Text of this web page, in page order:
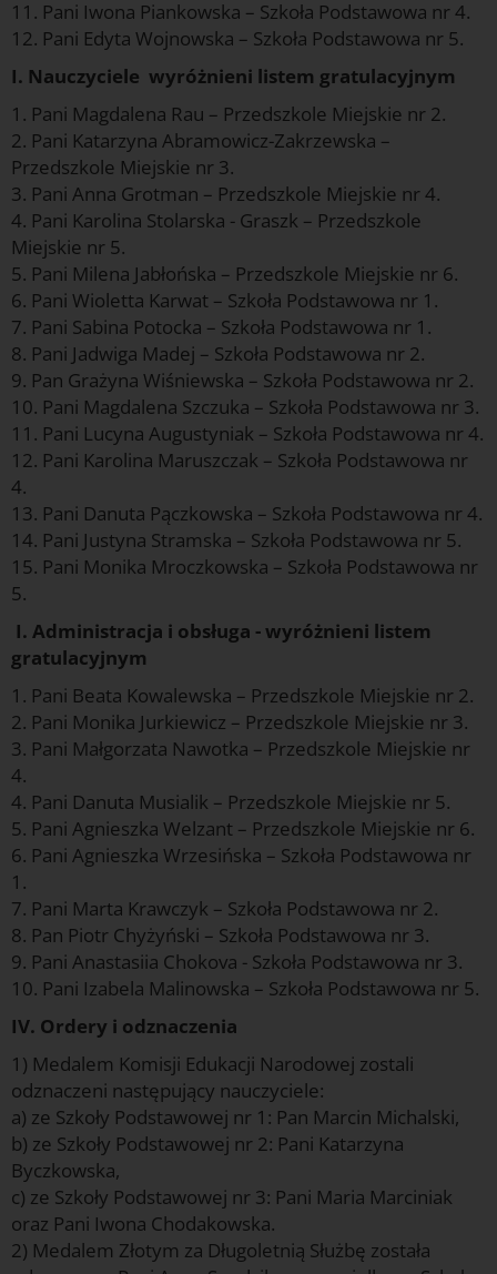
11. Pani Iwona Piankowska – Szkoła Podstawowa nr 4.
12. Pani Edyta Wojnowska – Szkoła Podstawowa nr 5.
I. Nauczyciele wyróżnieni listem gratulacyjnym
1. Pani Magdalena Rau – Przedszkole Miejskie nr 2.
2. Pani Katarzyna Abramowicz-Zakrzewska –
Przedszkole Miejskie nr 3.
3. Pani Anna Grotman – Przedszkole Miejskie nr 4.
4. Pani Karolina Stolarska - Graszk – Przedszkole
Miejskie nr 5.
5. Pani Milena Jabłońska – Przedszkole Miejskie nr 6.
6. Pani Wioletta Karwat – Szkoła Podstawowa nr 1.
7. Pani Sabina Potocka – Szkoła Podstawowa nr 1.
8. Pani Jadwiga Madej – Szkoła Podstawowa nr 2.
9. Pan Grażyna Wiśniewska – Szkoła Podstawowa nr 2.
10. Pani Magdalena Szczuka – Szkoła Podstawowa nr 3.
11. Pani Lucyna Augustyniak – Szkoła Podstawowa nr 4.
12. Pani Karolina Maruszczak – Szkoła Podstawowa nr
4.
13. Pani Danuta Pączkowska – Szkoła Podstawowa nr 4.
14. Pani Justyna Stramska – Szkoła Podstawowa nr 5.
15. Pani Monika Mroczkowska – Szkoła Podstawowa nr
5.
I. Administracja i obsługa - wyróżnieni listem
gratulacyjnym
1. Pani Beata Kowalewska – Przedszkole Miejskie nr 2.
2. Pani Monika Jurkiewicz – Przedszkole Miejskie nr 3.
3. Pani Małgorzata Nawotka – Przedszkole Miejskie nr
4.
4. Pani Danuta Musialik – Przedszkole Miejskie nr 5.
5. Pani Agnieszka Welzant – Przedszkole Miejskie nr 6.
6. Pani Agnieszka Wrzesińska – Szkoła Podstawowa nr
1.
7. Pani Marta Krawczyk – Szkoła Podstawowa nr 2.
8. Pan Piotr Chyżyński – Szkoła Podstawowa nr 3.
9. Pani Anastasiia Chokova - Szkoła Podstawowa nr 3.
10. Pani Izabela Malinowska – Szkoła Podstawowa nr 5.
IV. Ordery i odznaczenia
1) Medalem Komisji Edukacji Narodowej zostali
odznaczeni następujący nauczyciele:
a) ze Szkoły Podstawowej nr 1: Pan Marcin Michalski,
b) ze Szkoły Podstawowej nr 2: Pani Katarzyna
Byczkowska,
c) ze Szkoły Podstawowej nr 3: Pani Maria Marciniak
oraz Pani Iwona Chodakowska.
2) Medalem Złotym za Długoletnią Służbę została